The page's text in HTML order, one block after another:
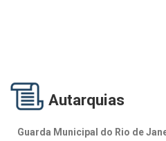
Autarquias
Guarda Municipal do Rio de